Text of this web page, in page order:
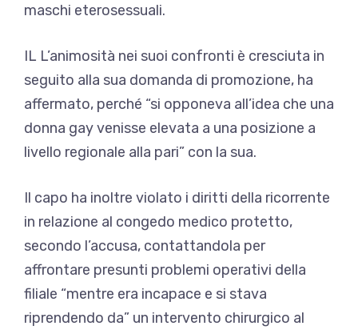
maschi eterosessuali.
IL L’animosità nei suoi confronti è cresciuta in
seguito alla sua domanda di promozione, ha
affermato, perché “si opponeva all’idea che una
donna gay venisse elevata a una posizione a
livello regionale alla pari” con la sua.
Il capo ha inoltre violato i diritti della ricorrente
in relazione al congedo medico protetto,
secondo l’accusa, contattandola per
affrontare presunti problemi operativi della
filiale “mentre era incapace e si stava
riprendendo da” un intervento chirurgico al